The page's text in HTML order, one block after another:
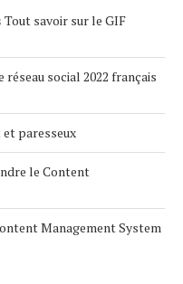
Tout savoir sur le GIF
réseau social 2022 français
et paresseux
le Content
Management System